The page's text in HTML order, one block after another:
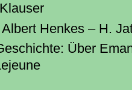
Henkes – H.
Über